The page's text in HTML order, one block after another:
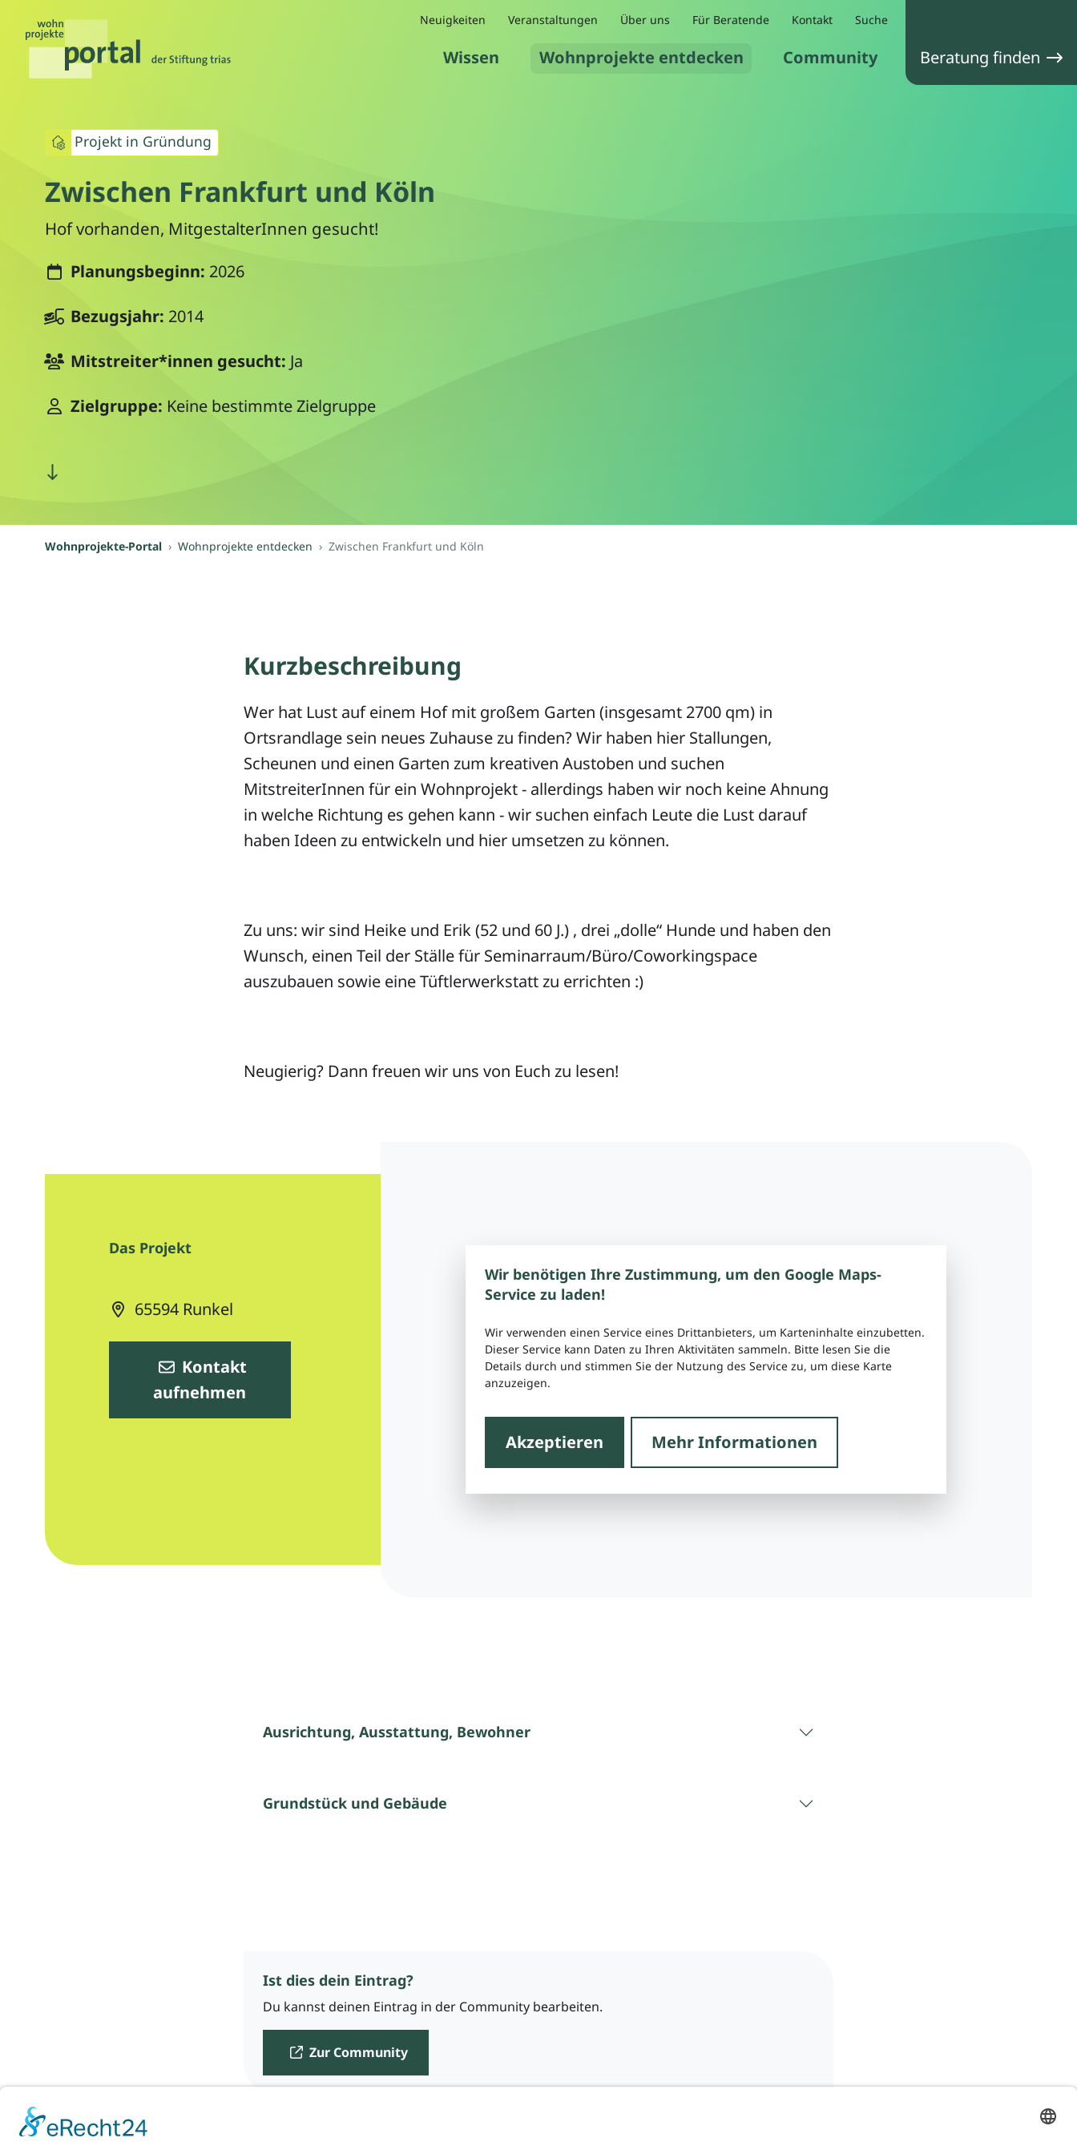
Wissen Wohnprojekte entdecken Community
Neuigkeiten Veranstaltungen Über uns Für Beratende Kontakt Suche
Beratung finden
Projekt in Gründung
Zwischen Frankfurt und Köln
Hof vorhanden, MitgestalterInnen gesucht!
Planungsbeginn: 2026
Bezugsjahr: 2014
Mitstreiter*innen gesucht: Ja
Zielgruppe: Keine bestimmte Zielgruppe
Wohnprojekte-Portal Wohnprojekte entdecken Zwischen Frankfurt und Köln
Kurzbeschreibung
Wer hat Lust auf einem Hof mit großem Garten (insgesamt 2700 qm) in
Ortsrandlage sein neues Zuhause zu finden? Wir haben hier Stallungen,
Scheunen und einen Garten zum kreativen Austoben und suchen
MitstreiterInnen für ein Wohnprojekt - allerdings haben wir noch keine Ahnung
in welche Richtung es gehen kann - wir suchen einfach Leute die Lust darauf
haben Ideen zu entwickeln und hier umsetzen zu können.
Zu uns: wir sind Heike und Erik (52 und 60 J.) , drei „dolle“ Hunde und haben den
Wunsch, einen Teil der Ställe für Seminarraum/Büro/Coworkingspace
auszubauen sowie eine Tüftlerwerkstatt zu errichten :)
Neugierig? Dann freuen wir uns von Euch zu lesen!
Das Projekt
65594 Runkel
Kontakt
aufnehmen
Wir benötigen Ihre Zustimmung, um den Google Maps-
Service zu laden!
Wir verwenden einen Service eines Drittanbieters, um Karteninhalte einzubetten.
Dieser Service kann Daten zu Ihren Aktivitäten sammeln. Bitte lesen Sie die
Details durch und stimmen Sie der Nutzung des Service zu, um diese Karte
anzuzeigen.
Akzeptieren Mehr Informationen
Ausrichtung, Ausstattung, Bewohner
Grundstück und Gebäude
Ist dies dein Eintrag?
Du kannst deinen Eintrag in der Community bearbeiten.
Zur Community